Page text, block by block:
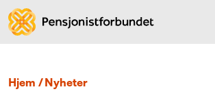
Hjem / nyheter